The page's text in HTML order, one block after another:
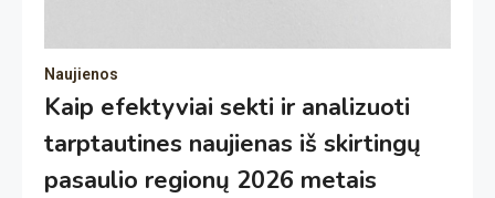
Naujienos
Kaip efektyviai sekti ir analizuoti
tarptautines naujienas iš skirtingų
pasaulio regionų 2026 metais